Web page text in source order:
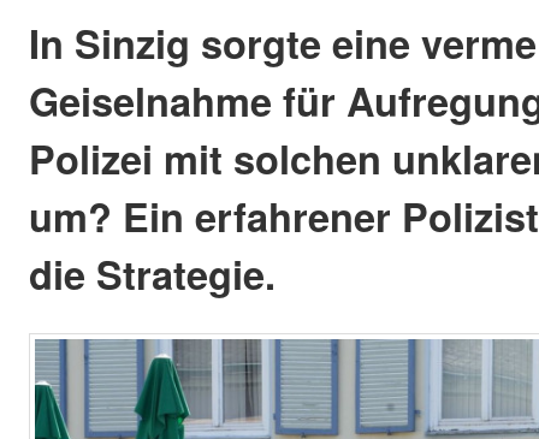
In Sinzig sorgte eine
Geiselnahme für
Polizei mit solchen
um? Ein erfahrener
die Strategie.